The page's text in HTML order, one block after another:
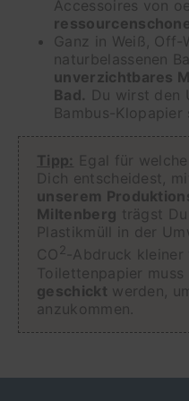
Accessoires von
Ganz in Weiß, Off-
naturbelassenen
unverzichtbares
Bad. Du wirst den
Bambus-Klopapier
Tipp: Egal für
Dich entscheidest,
unserem
Miltenberg trägst
Plastikmüll in der
CO2 -Abdruck kleiner
Toilettenpapier muss
geschickt werden,
anzukommen.